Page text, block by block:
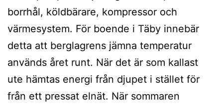
borrhål, köldbärare, kompressor och
värmesystem. För boende i Täby innebär
detta att berglagrens jämna temperatur
används året runt. När det är som kallast
ute hämtas energi från djupet i stället för
från ett pressat elnät. När sommaren